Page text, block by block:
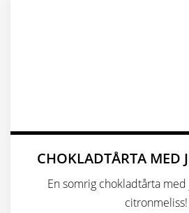
CHOKLADTÅRTA MED
En somrig chokladtårta
citronmeliss!